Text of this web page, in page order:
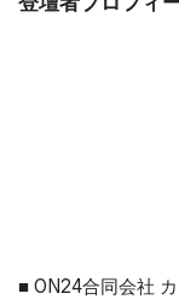
■ ON24合同会社